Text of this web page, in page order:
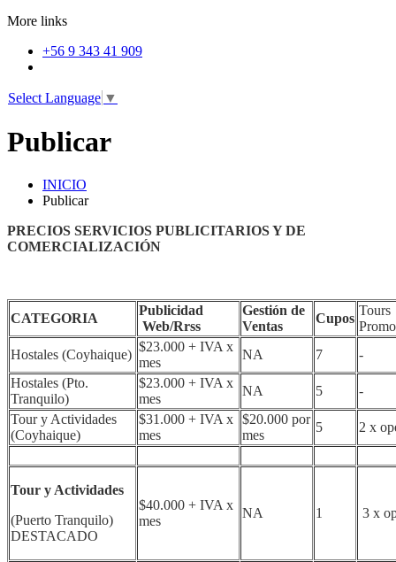
More links
+56 9 343 41 909
Select Language ▼
Publicar
INICIO
Publicar
PRECIOS SERVICIOS PUBLICITARIOS Y DE
COMERCIALIZACIÓN
CATEGORIA
Publicidad
Web/Rrss
Gestión de
Ventas
Cupos
Tours
Hostales (Coyhaique)
$23.000 + IVA x
mes
NA 7
-
Hostales (Pto.
Tranquilo)
$23.000 + IVA x
mes
NA 5
-
Tour y Actividades
(Coyhaique)
$31.000 + IVA x
mes
$20.000 por
mes
5 2 x
Tour y Actividades
(Puerto Tranquilo)
DESTACADO
$40.000 + IVA x
mes
NA 1 3 x